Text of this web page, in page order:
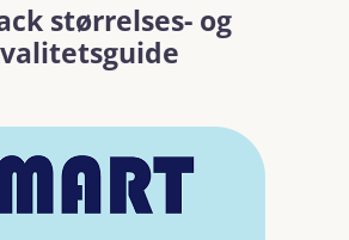
størrelses- og